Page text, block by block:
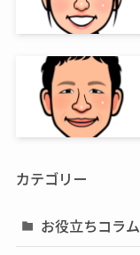
カテゴリー
お役立ちコラム